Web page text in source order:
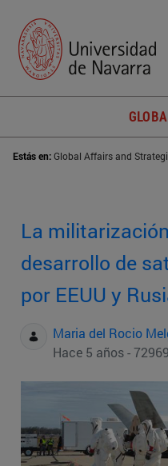
Estás en:Global Affairs and
La
desarrollo de
por EEUU y
Maria del Rocio
Hace 5 años -